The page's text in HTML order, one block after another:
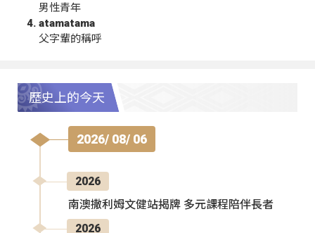
男性青年
atamatama
父字輩的稱呼
歷史上的今天
2026/ 08/ 06
2026
南澳撒利姆文健站揭牌 多元課程陪伴長者
2026